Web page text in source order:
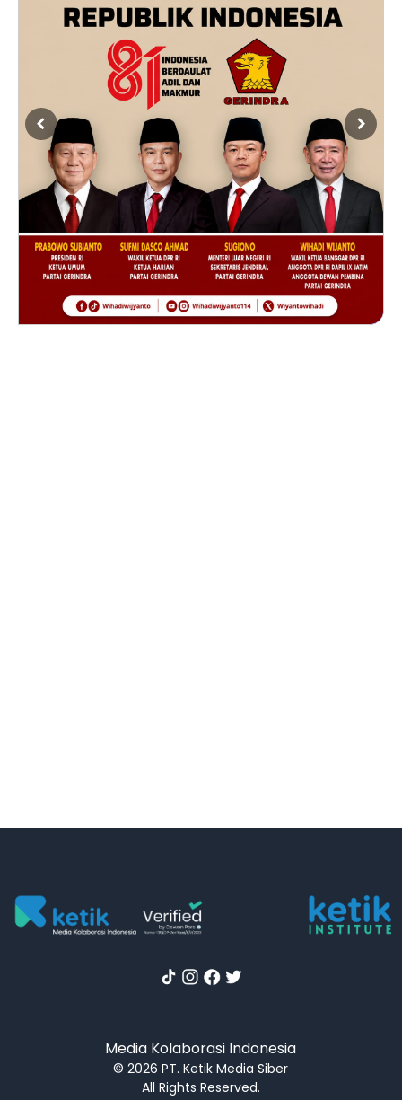
Media Kolaborasi Indonesia
© 2026 PT. Ketik Media Siber
All Rights Reserved.